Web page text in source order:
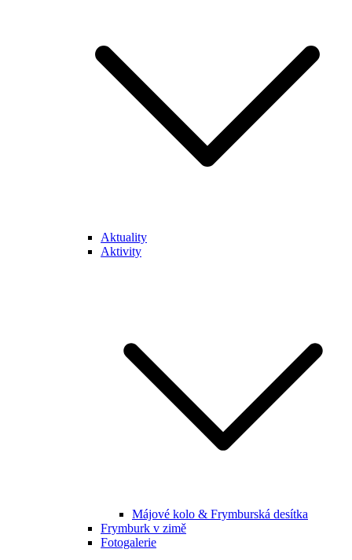
Aktuality
Aktivity
Májové kolo & Frymburská desítka
Frymburk v zimě
Fotogalerie